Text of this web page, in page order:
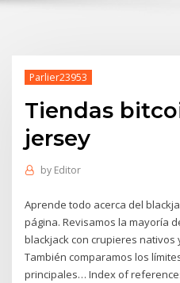
Parlier23953
Tiendas
jersey
by Editor
Aprende todo acerca del
página. Revisamos la mayoría
blackjack con crupieres nativos
También comparamos los
principales… Index of